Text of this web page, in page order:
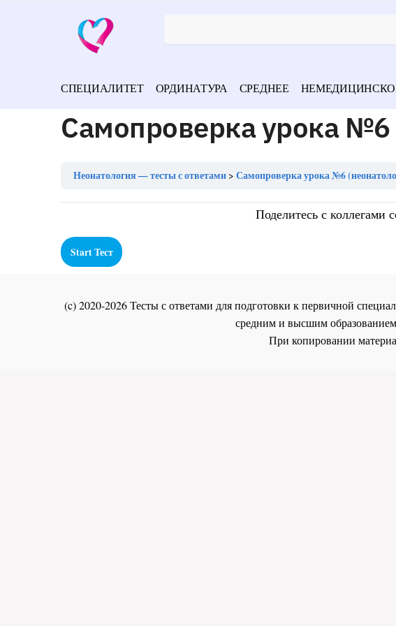
СПЕЦИАЛИТЕТ ОРДИНАТУРА СРЕДНЕЕ
Самопроверка урока №6
Неонатология — тесты с ответами Самопроверка урока №6
Поделитесь с коллегами
(c) 2020-2026 Тесты с ответами для подготовки к первичной
средним и высшим
При копировании